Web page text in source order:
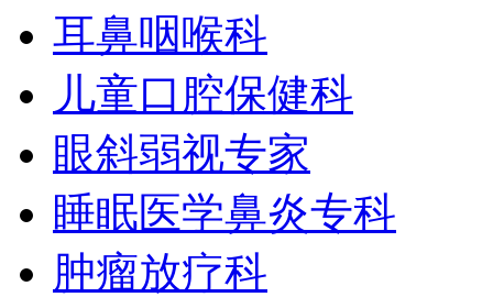
耳鼻咽喉科
儿童口腔保健科
眼斜弱视专家
睡眠医学鼻炎专科
肿瘤放疗科